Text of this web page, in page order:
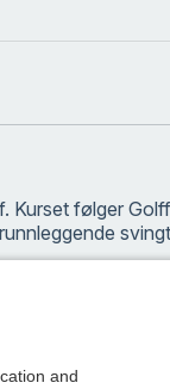
Kurset følger
at du får et godt
and